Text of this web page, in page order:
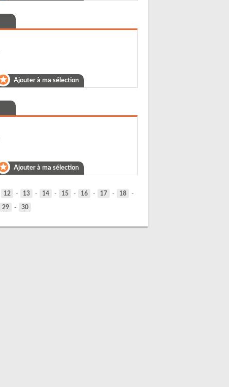
Ajouter à ma sélection
Ajouter à ma sélection
12 - 13 - 14 - 15 - 16 - 17 - 18 -
29 - 30